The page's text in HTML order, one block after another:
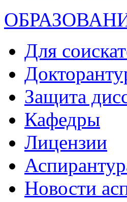
Для
Защита
Кафедры
Лицензии
Новости